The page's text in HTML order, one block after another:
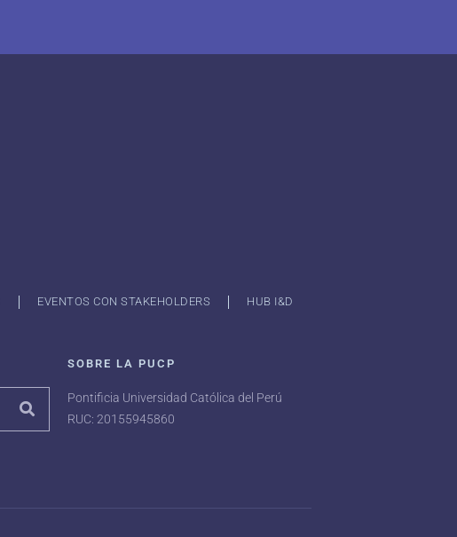
EVENTOS CON STAKEHOLDERS HUB I&D
SOBRE LA PUCP
Pontificia Universidad Católica del Perú
RUC: 20155945860